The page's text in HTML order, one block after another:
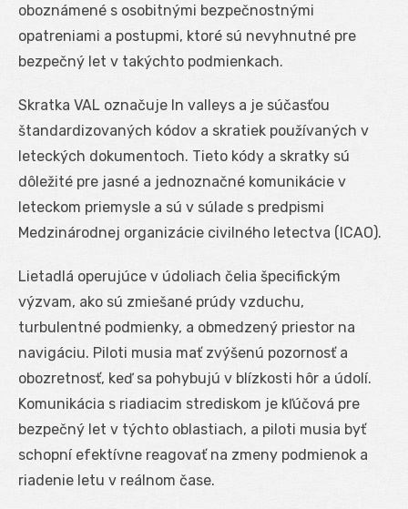
oboznámené s osobitnými bezpečnostnými
opatreniami a postupmi, ktoré sú nevyhnutné pre
bezpečný let v takýchto podmienkach.
Skratka VAL označuje In valleys a je súčasťou
štandardizovaných kódov a skratiek používaných v
leteckých dokumentoch. Tieto kódy a skratky sú
dôležité pre jasné a jednoznačné komunikácie v
leteckom priemysle a sú v súlade s predpismi
Medzinárodnej organizácie civilného letectva (ICAO).
Lietadlá operujúce v údoliach čelia špecifickým
výzvam, ako sú zmiešané prúdy vzduchu,
turbulentné podmienky, a obmedzený priestor na
navigáciu. Piloti musia mať zvýšenú pozornosť a
obozretnosť, keď sa pohybujú v blízkosti hôr a údolí.
Komunikácia s riadiacim strediskom je kľúčová pre
bezpečný let v týchto oblastiach, a piloti musia byť
schopní efektívne reagovať na zmeny podmienok a
riadenie letu v reálnom čase.